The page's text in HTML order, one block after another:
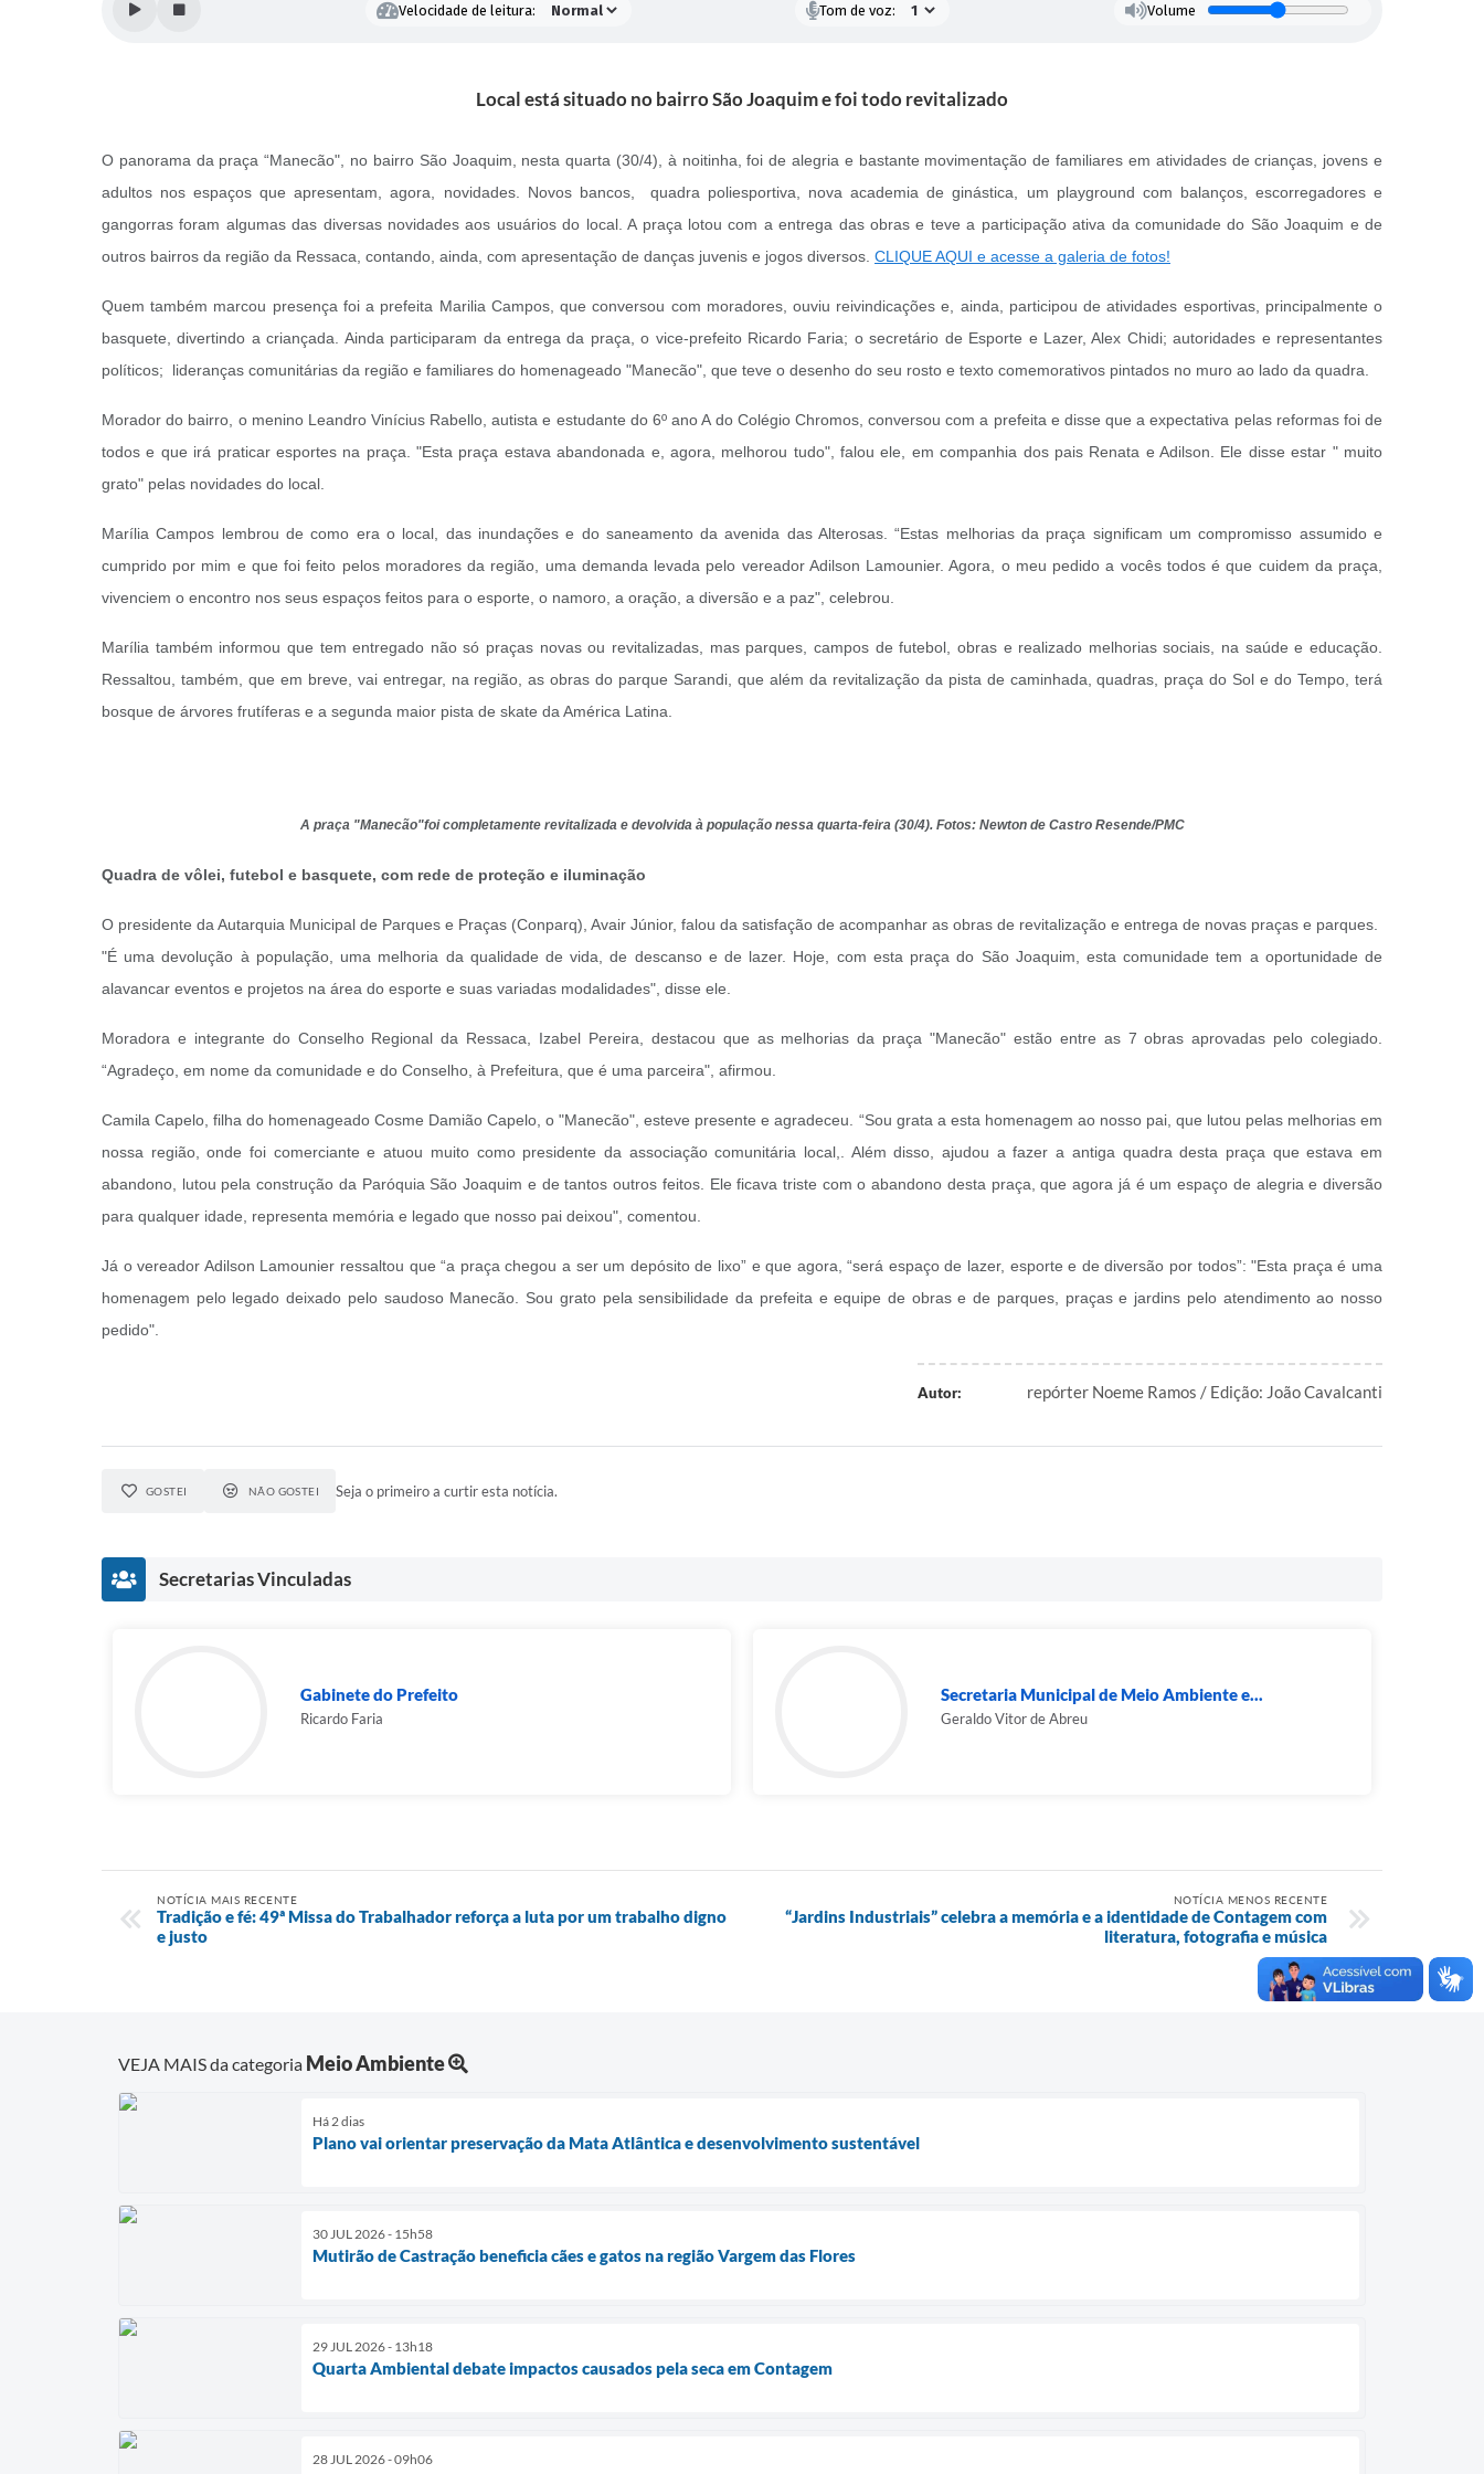
Velocidade de leitura: Tom de voz: Volume
Local está situado no bairro São Joaquim e foi todo revitalizado
O panorama da praça “Manecão", no bairro São Joaquim, nesta quarta (30/4), à noitinha, foi de alegria e bastante movimentação de familiares em atividades de crianças, jovens e
adultos nos espaços que apresentam, agora, novidades. Novos bancos, quadra poliesportiva, nova academia de ginástica, um playground com balanços, escorregadores e
gangorras foram algumas das diversas novidades aos usuários do local. A praça lotou com a entrega das obras e teve a participação ativa da comunidade do São Joaquim e de
outros bairros da região da Ressaca, contando, ainda, com apresentação de danças juvenis e jogos diversos. CLIQUE AQUI e acesse a galeria de fotos!
Quem também marcou presença foi a prefeita Marilia Campos, que conversou com moradores, ouviu reivindicações e, ainda, participou de atividades esportivas, principalmente o
basquete, divertindo a criançada. Ainda participaram da entrega da praça, o vice-prefeito Ricardo Faria; o secretário de Esporte e Lazer, Alex Chidi; autoridades e representantes
políticos; lideranças comunitárias da região e familiares do homenageado "Manecão", que teve o desenho do seu rosto e texto comemorativos pintados no muro ao lado da quadra.
Morador do bairro, o menino Leandro Vinícius Rabello, autista e estudante do 6º ano A do Colégio Chromos, conversou com a prefeita e disse que a expectativa pelas reformas foi de
todos e que irá praticar esportes na praça. "Esta praça estava abandonada e, agora, melhorou tudo", falou ele, em companhia dos pais Renata e Adilson. Ele disse estar " muito
grato" pelas novidades do local.
Marília Campos lembrou de como era o local, das inundações e do saneamento da avenida das Alterosas. “Estas melhorias da praça significam um compromisso assumido e
cumprido por mim e que foi feito pelos moradores da região, uma demanda levada pelo vereador Adilson Lamounier. Agora, o meu pedido a vocês todos é que cuidem da praça,
vivenciem o encontro nos seus espaços feitos para o esporte, o namoro, a oração, a diversão e a paz", celebrou.
Marília também informou que tem entregado não só praças novas ou revitalizadas, mas parques, campos de futebol, obras e realizado melhorias sociais, na saúde e educação.
Ressaltou, também, que em breve, vai entregar, na região, as obras do parque Sarandi, que além da revitalização da pista de caminhada, quadras, praça do Sol e do Tempo, terá
bosque de árvores frutíferas e a segunda maior pista de skate da América Latina.
A praça "Manecão"foi completamente revitalizada e devolvida à população nessa quarta-feira (30/4). Fotos: Newton de Castro Resende/PMC
Quadra de vôlei, futebol e basquete, com rede de proteção e iluminação
O presidente da Autarquia Municipal de Parques e Praças (Conparq), Avair Júnior, falou da satisfação de acompanhar as obras de revitalização e entrega de novas praças e parques.
"É uma devolução à população, uma melhoria da qualidade de vida, de descanso e de lazer. Hoje, com esta praça do São Joaquim, esta comunidade tem a oportunidade de
alavancar eventos e projetos na área do esporte e suas variadas modalidades", disse ele.
Moradora e integrante do Conselho Regional da Ressaca, Izabel Pereira, destacou que as melhorias da praça "Manecão" estão entre as 7 obras aprovadas pelo colegiado.
“Agradeço, em nome da comunidade e do Conselho, à Prefeitura, que é uma parceira", afirmou.
Camila Capelo, filha do homenageado Cosme Damião Capelo, o "Manecão", esteve presente e agradeceu. “Sou grata a esta homenagem ao nosso pai, que lutou pelas melhorias em
nossa região, onde foi comerciante e atuou muito como presidente da associação comunitária local,. Além disso, ajudou a fazer a antiga quadra desta praça que estava em
abandono, lutou pela construção da Paróquia São Joaquim e de tantos outros feitos. Ele ficava triste com o abandono desta praça, que agora já é um espaço de alegria e diversão
para qualquer idade, representa memória e legado que nosso pai deixou", comentou.
Já o vereador Adilson Lamounier ressaltou que “a praça chegou a ser um depósito de lixo” e que agora, “será espaço de lazer, esporte e de diversão por todos”: "Esta praça é uma
homenagem pelo legado deixado pelo saudoso Manecão. Sou grato pela sensibilidade da prefeita e equipe de obras e de parques, praças e jardins pelo atendimento ao nosso
pedido".
Autor: repórter Noeme Ramos / Edição: João Cavalcanti
GOSTEI NÃO GOSTEI Seja o primeiro a curtir esta notícia.
Secretarias Vinculadas
Gabinete do Prefeito
Ricardo Faria
Secretaria Municipal de Meio Ambiente e...
Geraldo Vitor de Abreu
NOTÍCIA MAIS RECENTE
Tradição e fé: 49ª Missa do Trabalhador reforça a luta por um trabalho digno
e justo
NOTÍCIA MENOS RECENTE
“Jardins Industriais” celebra a memória e a identidade de Contagem com
literatura, fotografia e música
VEJA MAIS da categoria Meio Ambiente
Há 2 dias
Plano vai orientar preservação da Mata Atlântica e desenvolvimento sustentável
30 JUL 2026 - 15h58
Mutirão de Castração beneficia cães e gatos na região Vargem das Flores
29 JUL 2026 - 13h18
Quarta Ambiental debate impactos causados pela seca em Contagem
28 JUL 2026 - 09h06